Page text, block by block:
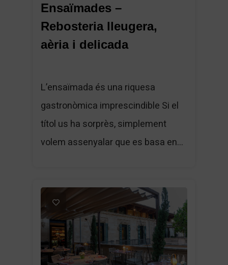
Ensaïmades –
Rebosteria lleugera,
aèria i delicada
L’ensaïmada és una riquesa
gastronòmica imprescindible Si el
títol us ha sorprès, simplement
volem assenyalar que es basa en...
1